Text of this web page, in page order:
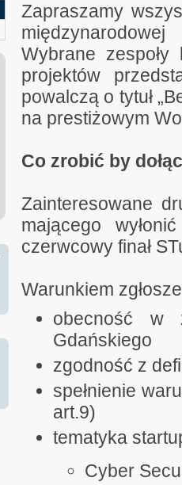
Zapraszamy
Wybrane zespoły
projektów
powalczą o tytuł
na prestiżowym
Co zrobić by
Zainteresowane
mającego
czerwcowy finał
Warunkiem
obecność w
Gdańskiego
zgodność z
spełnienie
art.9)
tematyka
Cyber